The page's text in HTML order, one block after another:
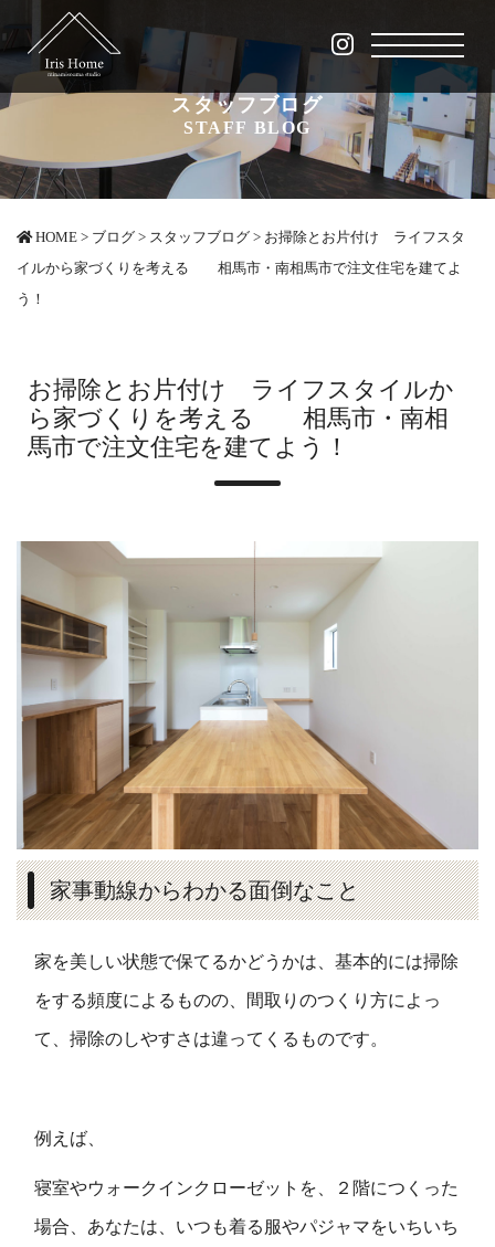
スタッフブログ
STAFF BLOG
HOME > ブログ > スタッフブログ > お掃除とお片付け ライフスタ
イルから家づくりを考える 相馬市・南相馬市で注文住宅を建てよ
う！
お掃除とお片付け ライフスタイルか
ら家づくりを考える 相馬市・南相
馬市で注文住宅を建てよう！
家事動線からわかる面倒なこと
家を美しい状態で保てるかどうかは、基本的には掃除
をする頻度によるものの、間取りのつくり方によっ
て、掃除のしやすさは違ってくるものです。
例えば、
寝室やウォークインクローゼットを、２階につくった
場合、あなたは、いつも着る服やパジャマをいちいち